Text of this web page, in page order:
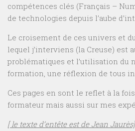
compétences clés (Français –
de technologies depuis l’aube
Le croisement de ces univers et
lequel j’interviens (la Creuse) est
problématiques et l’utilisation du
formation, une réflexion de tous
Ces pages en sont le reflet à la
formateur mais aussi sur mes
[ le texte d’entête est de Jean Jaurès]